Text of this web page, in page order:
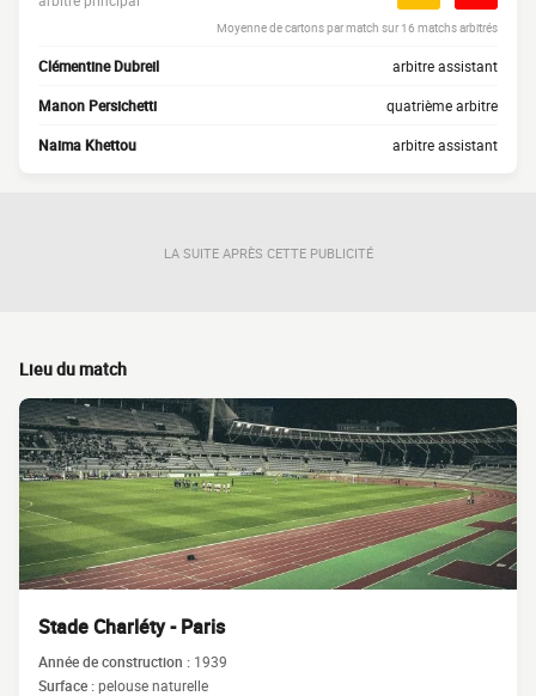
Moyenne de cartons par match sur 16 matchs arbitrés
Clémentine Dubreil arbitre assistant
Manon Persichetti quatrième arbitre
Naima Khettou arbitre assistant
LA SUITE APRÈS CETTE PUBLICITÉ
Lieu du match
Stade Charléty - Paris
Année de construction : 1939
Surface :pelouse naturelle